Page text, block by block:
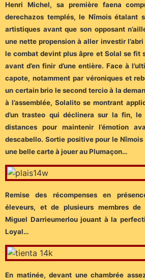
Henri Michel, sa première faena
derechazos templés, le Nîmois étalant
artistiques avant que son opposant
une nette propension à aller investir
le combat devint plus âpre et Solal se fit
avant d’en finir d’une entière. Face à
capote, notamment par véroniques et
un certain brio le second tercio à la
à l’assemblée, Solalito se montrant
d’un trasteo qui déclinera sur la fin,
distances pour maintenir l’émotion
descabello. Sortie positive pour le
une belle carte à jouer au Plumaçon…
Remise des récompenses en
éleveurs, et de plusieurs membres de
Miguel Darrieumerlou jouant à la
Loyal…
En matinée, devant une chambrée